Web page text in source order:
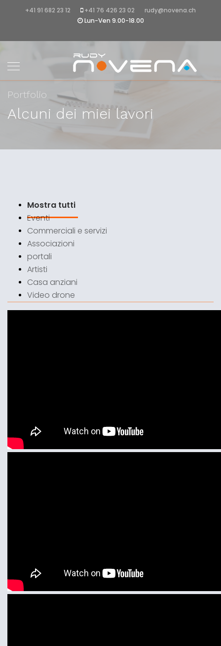
+41 91 682 23 12 +41 76 426 23 02
rudy@novena.ch
Lun-Ven 9.00-18.00
Portfolio
Alcuni dei miei lavori
Mostra tutti
Eventi
Commerciali e servizi
Associazioni
portali
Artisti
Casa anziani
Video drone